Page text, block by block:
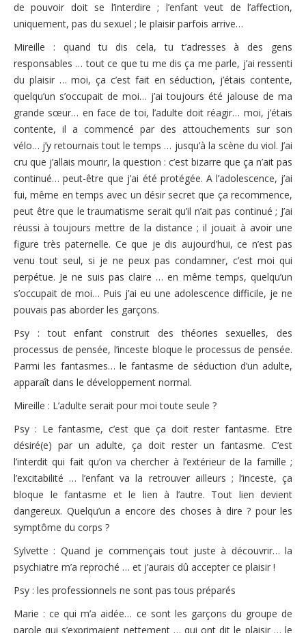
de pouvoir doit se l’interdire ; l’enfant veut de l’affection,
uniquement, pas du sexuel ; le plaisir parfois arrive…
Mireille : quand tu dis cela, tu t’adresses à des gens
responsables … tout ce que tu me dis ça me parle, j’ai ressenti
du plaisir … moi, ça c’est fait en séduction, j’étais contente,
quelqu’un s’occupait de moi… j’ai toujours été jalouse de ma
grande sœur… en face de toi, l’adulte doit réagir… moi, j’étais
contente, il a commencé par des attouchements sur son
vélo… j’y retournais tout le temps … jusqu’à la scène du viol. J’ai
cru que j’allais mourir, la question : c’est bizarre que ça n’ait pas
continué… peut-être que j’ai été protégée. A l’adolescence, j’ai
fui, même en temps avec un désir secret que ça recommence,
peut être que le traumatisme serait qu’il n’ait pas continué ; J’ai
réussi à toujours mettre de la distance ; il jouait à avoir une
figure très paternelle. Ce que je dis aujourd’hui, ce n’est pas
venu tout seul, si je ne peux pas condamner, c’est moi qui
perpétue. Je ne suis pas claire … en même temps, quelqu’un
s’occupait de moi… Puis j’ai eu une adolescence difficile, je ne
pouvais pas aborder les garçons.
Psy : tout enfant construit des théories sexuelles, des
processus de pensée, l’inceste bloque le processus de pensée.
Parmi les fantasmes… le fantasme de séduction d’un adulte,
apparaît dans le développement normal.
Mireille : L’adulte serait pour moi toute seule ?
Psy : Le fantasme, c’est que ça doit rester fantasme. Etre
désiré(e) par un adulte, ça doit rester un fantasme. C’est
l’interdit qui fait qu’on va chercher à l’extérieur de la famille ;
l’excitabilité … l’enfant va la retrouver ailleurs ; l’inceste, ça
bloque le fantasme et le lien à l’autre. Tout lien devient
dangereux. Quelqu’un a encore des choses à dire ? pour les
symptôme du corps ?
Sylvette : Quand je commençais tout juste à découvrir… la
psychiatre m’a reproché … et j’aurais dû accepter ce plaisir !
Psy : les professionnels ne sont pas tous préparés
Marie : ce qui m’a aidée… ce sont les garçons du groupe de
parole qui s’exprimaient nettement … qui ont dit le plaisir … le